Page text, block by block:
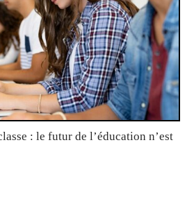
: le futur de l’éducation n’est